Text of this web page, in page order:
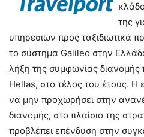
της
υπηρεσιών προς ταξιδιωτικά
το σύστημα Galileo στην
λήξη της συμφωνίας διανομής
Hellas, στο τέλος του έτους. Η
να μην προχωρήσει στην
διανομής, στο πλαίσιο της
προβλέπει επένδυση στην